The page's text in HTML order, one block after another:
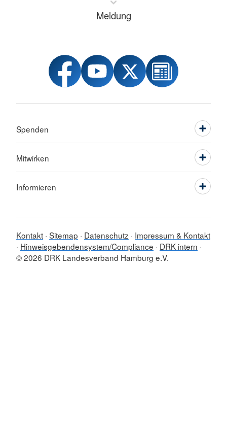
Meldung
Spenden
Mitwirken
Informieren
Kontakt Sitemap Datenschutz
Impressum & Kontakt
Hinweisgebendensystem/Compliance
DRK intern
© 2026 DRK Landesverband Hamburg e.V.